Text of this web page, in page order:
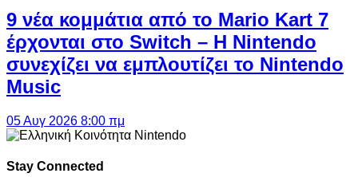
9 νέα κομμάτια από το Mario Kart 7
έρχονται στο Switch – Η Nintendo
συνεχίζει να εμπλουτίζει το Nintendo
Music
05 Αυγ 2026 8:00 πμ
Stay Connected